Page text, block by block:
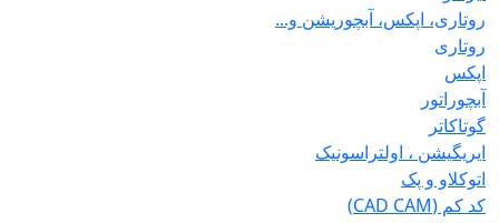
روتاری، اپکس، آبچوریشن و...
روتاری
اپکس
آبچوراتور
گوتاکاتر
ایریگیشن ، اولتراسونیک
اتوکلاو و پک
کد کم (CAD CAM)